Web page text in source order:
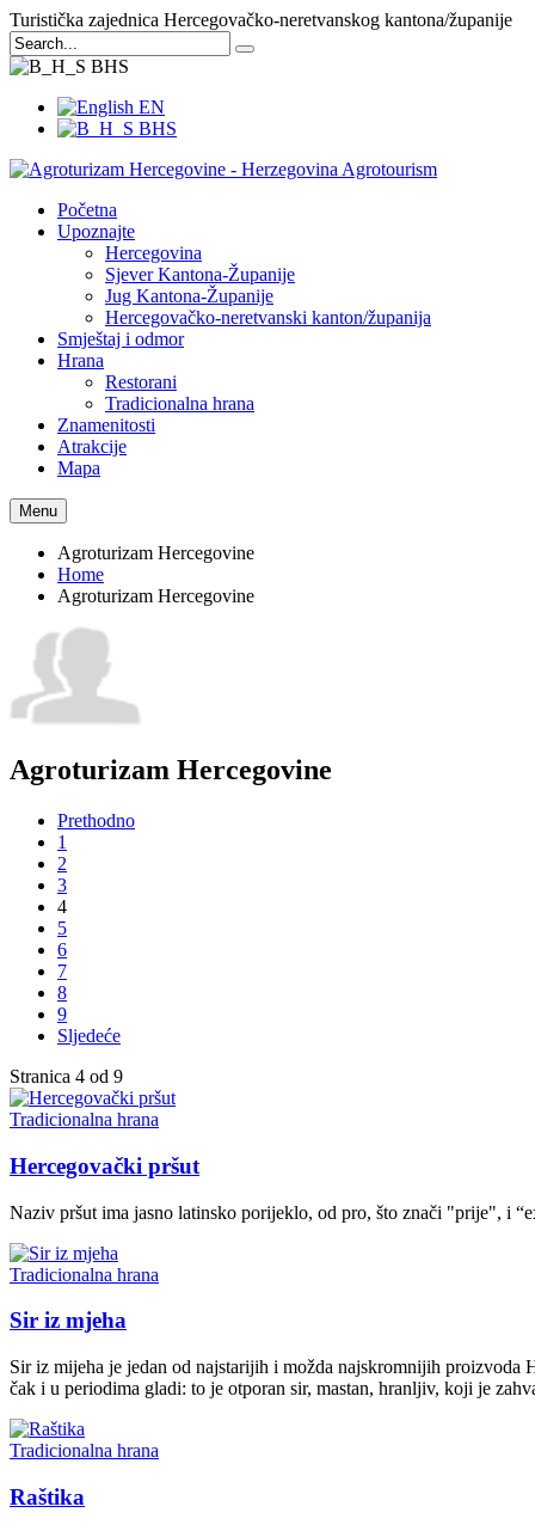
Turistička zajednica Hercegovačko-neretvanskog kantona/županije
BHS
EN
BHS
Početna
Upoznajte
Hercegovina
Sjever Kantona-Županije
Jug Kantona-Županije
Hercegovačko-neretvanski kanton/županija
Smještaj i odmor
Hrana
Restorani
Tradicionalna hrana
Znamenitosti
Atrakcije
Mapa
Menu
Agroturizam Hercegovine
Home
Agroturizam Hercegovine
Agroturizam Hercegovine
Prethodno
1
2
3
4
5
6
7
8
9
Sljedeće
Stranica 4 od 9
Tradicionalna hrana
Hercegovački pršut
Naziv pršut ima jasno latinsko porijeklo, od pro, što znači "prije", i
Tradicionalna hrana
Sir iz mjeha
Sir iz mijeha je jedan od najstarijih i možda najskromnijih
čak i u periodima gladi: to je otporan sir, mastan, hranljiv, koji je
Tradicionalna hrana
Raštika